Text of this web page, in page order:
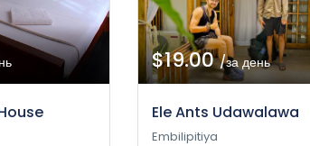
$19.00/за день
Ele Ants Udawalawa
Embilipitiya